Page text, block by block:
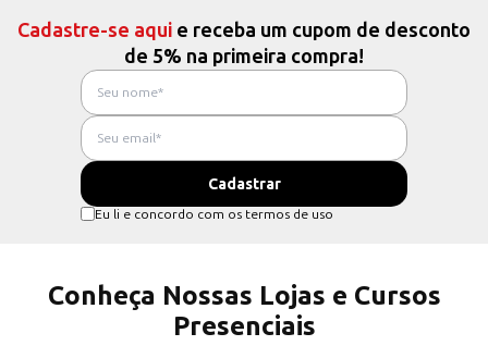
Cadastre-se aqui e receba um cupom de desconto
de 5% na primeira compra!
Eu li e concordo com os termos de uso
Conheça Nossas Lojas e Cursos
Presenciais